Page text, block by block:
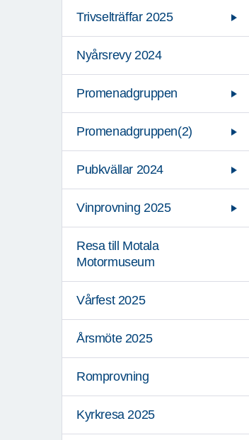
Trivselträffar 2025
Nyårsrevy 2024
Promenadgruppen
Promenadgruppen(2)
Pubkvällar 2024
Vinprovning 2025
Resa till Motala
Motormuseum
Vårfest 2025
Årsmöte 2025
Romprovning
Kyrkresa 2025